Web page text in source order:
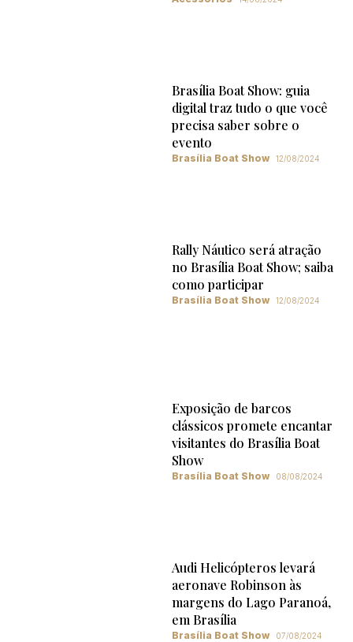
Brasília Boat Show: guia
digital traz tudo o que você
precisa saber sobre o
evento
Brasília Boat Show 12/08/2024
Rally Náutico será atração
no Brasília Boat Show; saiba
como participar
Brasília Boat Show 12/08/2024
Exposição de barcos
clássicos promete encantar
visitantes do Brasília Boat
Show
Brasília Boat Show 08/08/2024
Audi Helicópteros levará
aeronave Robinson às
margens do Lago Paranoá,
em Brasília
Brasília Boat Show 07/08/2024